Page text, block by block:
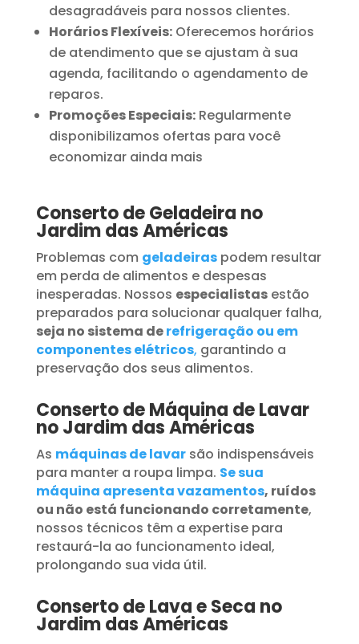
desagradáveis para nossos clientes.
Horários Flexíveis:Oferecemos horários
de atendimento que se ajustam à sua
agenda, facilitando o agendamento de
reparos.
Promoções Especiais:Regularmente
disponibilizamos ofertas para você
economizar ainda mais
Conserto de Geladeira no
Jardim das Américas
Problemas com geladeiraspodem resultar
em perda de alimentos e despesas
inesperadas. Nossos especialistasestão
preparados para solucionar qualquer falha,
seja no sistema derefrigeração ou em
componentes elétricos, garantindo a
preservação dos seus alimentos.
Conserto de Máquina de Lavar
no Jardim das Américas
As máquinas de lavar são indispensáveis
para manter a roupa limpa. Se sua
máquina apresenta vazamentos, ruídos
ou não está funcionando corretamente,
nossos técnicos têm a expertise para
restaurá-la ao funcionamento ideal,
prolongando sua vida útil.
Conserto de Lava e Seca no
Jardim das Américas